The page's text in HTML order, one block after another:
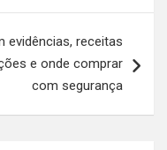
evidências, receitas
e onde comprar
com segurança